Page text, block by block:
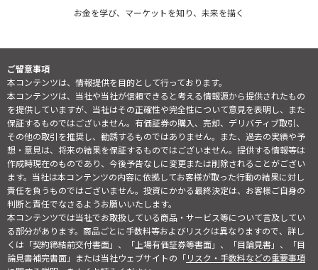
お金を学び、マーケットを知り、未来を描く
ご留意事項
本コンテンツは、情報提供を目的として行っております。
本コンテンツは、当社や当社が信頼できると考える情報源から提供されたもの
を提供していますが、当社はその正確性や完全性について意見を表明し、また
保証するものではございません。有価証券の購入、売却、デリバティブ取引、
その他の取引を推奨し、勧誘するものではありません。また、過去の実績や予
想・意見は、将来の結果を保証するものではございません。提供する情報等は
作成時現在のものであり、今後予告なしに変更または削除されることがござい
ます。当社は本コンテンツの内容に依拠してお客様が取った行動の結果に対し
責任を負うものではございません。投資にかかる最終決定は、お客様ご自身の
判断と責任でなさるようお願いいたします。
本コンテンツでは当社でお取扱している商品・サービス等について言及してい
る部分があります。商品ごとに手数料等およびリスクは異なりますので、詳し
くは「契約締結前交付書面」、「上場有価証券等書面」、「目論見書」、「目
論見書補完書面」または当社ウェブサイトの「リスク・手数料などの重要事項